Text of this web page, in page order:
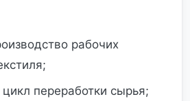
рабочих
переработки сырья;